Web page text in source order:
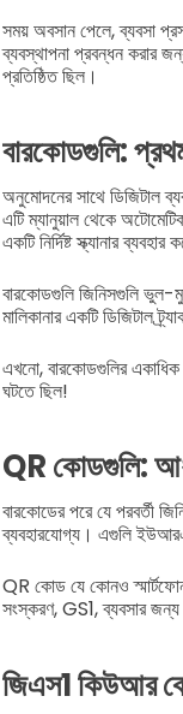
সময় অবসান পেলে, ব্যবসা
ব্যবস্থাপনা প্রবন্ধন করার
প্রতিষ্ঠিত ছিল।
বারকোডগুলি:
অনুমোদনের সাথে ডিজিটাল
এটি ম্যানুয়াল থেকে
একটি নির্দিষ্ট স্ক্যানার
বারকোডগুলি জিনিসগুলি ভুল-
মালিকানার একটি ডিজিটাল
এখনো, বারকোডগুলির একাধিক
ঘটতে ছিল!
QR কোডগুলি:
বারকোডের পরে যে পরবর্তী
ব্যবহারযোগ্য। এগুলি ইউআরএল
QR কোড যে কোনও
সংস্করণ, GS1, ব্যবসার জন্য
জিএস1 কিউআর